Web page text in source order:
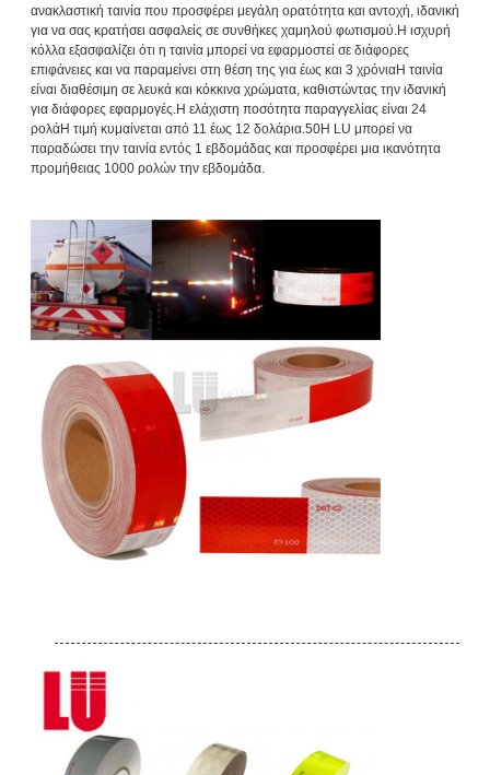
ανακλαστική ταινία που προσφέρει μεγάλη ορατότητα και αντοχή, ιδανική
για να σας κρατήσει ασφαλείς σε συνθήκες χαμηλού φωτισμού.Η ισχυρή
κόλλα εξασφαλίζει ότι η ταινία μπορεί να εφαρμοστεί σε διάφορες
επιφάνειες και να παραμείνει στη θέση της για έως και 3 χρόνιαΗ ταινία
είναι διαθέσιμη σε λευκά και κόκκινα χρώματα, καθιστώντας την ιδανική
για διάφορες εφαρμογές.Η ελάχιστη ποσότητα παραγγελίας είναι 24
ρολάΗ τιμή κυμαίνεται από 11 έως 12 δολάρια.50Η LU μπορεί να
παραδώσει την ταινία εντός 1 εβδομάδας και προσφέρει μια ικανότητα
προμήθειας 1000 ρολών την εβδομάδα.